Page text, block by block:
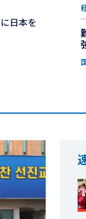
SEC
一
場指数
円）
日本を